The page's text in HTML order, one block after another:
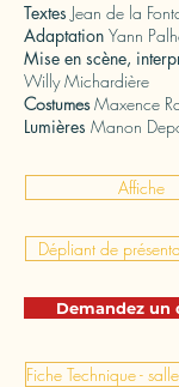
Textes Jean de la
Adaptation Yann
Mise en scène,
Willy Michardière
CostumesMaxence
Lumières Manon
Affiche
Dépliant de
Demandez un
Fiche Technique -